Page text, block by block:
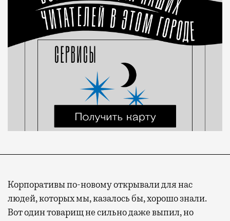
Корпоративы по-новому открывали для нас
людей, которых мы, казалось бы, хорошо знали.
Вот один товарищ не сильно даже выпил, но